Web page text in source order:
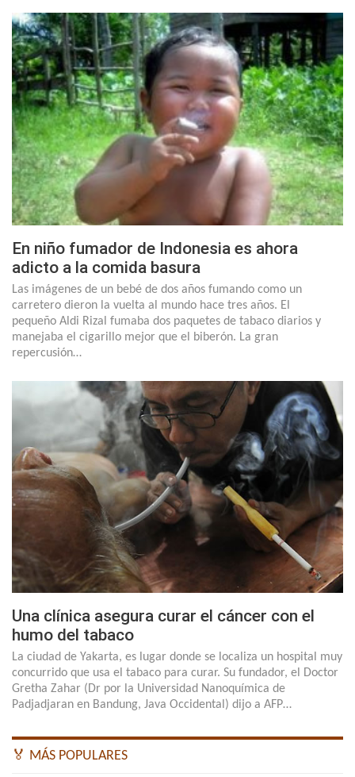
En niño fumador de Indonesia es ahora
adicto a la comida basura
Las imágenes de un bebé de dos años fumando como un
carretero dieron la vuelta al mundo hace tres años. El
pequeño Aldi Rizal fumaba dos paquetes de tabaco diarios y
manejaba el cigarillo mejor que el biberón. La gran
repercusión…
Una clínica asegura curar el cáncer con el
humo del tabaco
La ciudad de Yakarta, es lugar donde se localiza un hospital muy
concurrido que usa el tabaco para curar. Su fundador, el Doctor
Gretha Zahar (Dr por la Universidad Nanoquímica de
Padjadjaran en Bandung, Java Occidental) dijo a AFP…
🏅 MÁS POPULARES